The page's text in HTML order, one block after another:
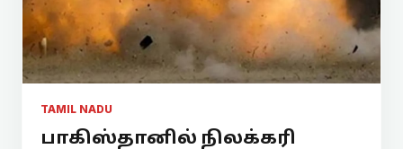
TAMIL NADU
பாகிஸ்தானில் நிலக்கரி